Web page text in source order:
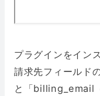
プラグインをイン
請求先フィールド
と「billing_email